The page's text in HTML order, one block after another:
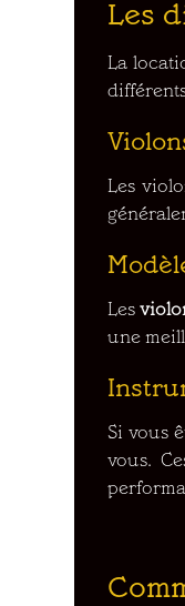
Les
La
Les
Les
une
Si vous
vous.